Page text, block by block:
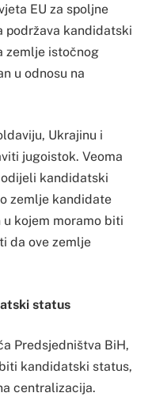
EU za spoljne
podržava kandidatski
zemlje istočnog
u odnosu na
Ukrajinu i
jugoistok. Veoma
kandidatski
zemlje kandidate
kojem moramo biti
da ove zemlje
status
Predsjedništva BiH,
kandidatski status,
centralizacija.